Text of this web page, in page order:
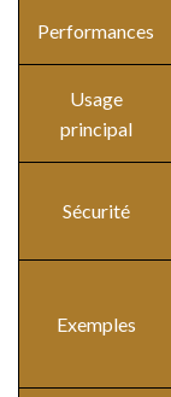
Performances
Usage
principal
Sécurité
Exemples